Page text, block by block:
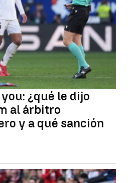
¿qué le dijo
al árbitro
y a qué sanción